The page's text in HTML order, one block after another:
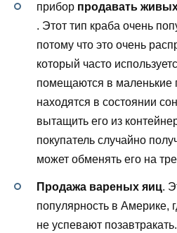
прибор продавать
. Этот тип краба очень
потому что это очень
который часто
помещаются в маленькие
находятся в состоянии
вытащить его из
покупатель случайно
может обменять его на
Продажа вареных яиц.
популярность в Америке,
не успевают